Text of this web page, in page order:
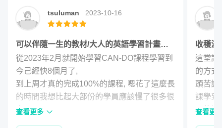
tsuluman 2023-10-16
可以伴隨一生的教材/大人的英語學習計畫真
的一點也不為過
從2023年2月就開始學習CAN-DO課程學習到
今己經快8個月了,
到上周才真的完成100%的課程, 嗯花了這麼長
的時間我想比起大部份的學員應該慢了很多很
多,
查看更多
收穫滿
這堂課
的方式
頭苦讀
課學到
層的認
查看更